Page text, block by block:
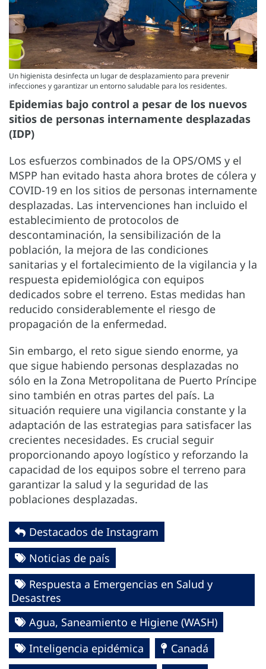
Un higienista desinfecta un lugar de desplazamiento para prevenir
infecciones y garantizar un entorno saludable para los residentes.
Epidemias bajo control a pesar de los nuevos
sitios de personas internamente desplazadas
(IDP)
Los esfuerzos combinados de la OPS/OMS y el
MSPP han evitado hasta ahora brotes de cólera y
COVID-19 en los sitios de personas internamente
desplazadas. Las intervenciones han incluido el
establecimiento de protocolos de
descontaminación, la sensibilización de la
población, la mejora de las condiciones
sanitarias y el fortalecimiento de la vigilancia y la
respuesta epidemiológica con equipos
dedicados sobre el terreno. Estas medidas han
reducido considerablemente el riesgo de
propagación de la enfermedad.
Sin embargo, el reto sigue siendo enorme, ya
que sigue habiendo personas desplazadas no
sólo en la Zona Metropolitana de Puerto Príncipe
sino también en otras partes del país. La
situación requiere una vigilancia constante y la
adaptación de las estrategias para satisfacer las
crecientes necesidades. Es crucial seguir
proporcionando apoyo logístico y reforzando la
capacidad de los equipos sobre el terreno para
garantizar la salud y la seguridad de las
poblaciones desplazadas.
Destacados de Instagram
Noticias de país
Respuesta a Emergencias en Salud y
Desastres
Agua, Saneamiento e Higiene (WASH)
Inteligencia epidémica
Canadá